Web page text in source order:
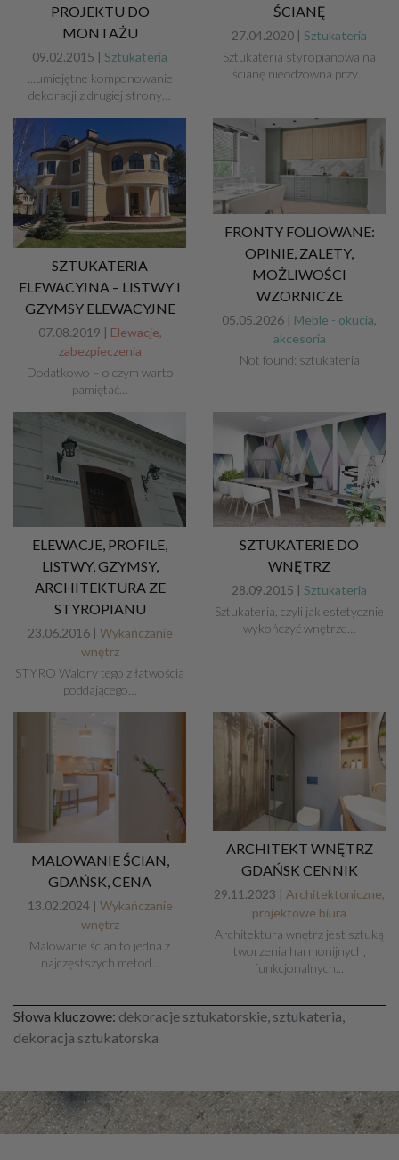
PROJEKTU DO
MONTAŻU
09.02.2015 | Sztukateria
...umiejętne komponowanie
dekoracji z drugiej strony…
ŚCIANĘ
27.04.2020 | Sztukateria
Sztukateria styropianowa na
ścianę nieodzowna przy…
SZTUKATERIA
ELEWACYJNA – LISTWY I
GZYMSY ELEWACYJNE
07.08.2019 | Elewacje,
zabezpieczenia
Dodatkowo – o czym warto
pamiętać…
FRONTY FOLIOWANE:
OPINIE, ZALETY,
MOŻLIWOŚCI
WZORNICZE
05.05.2026 | Meble - okucia,
akcesoria
Not found: sztukateria
ELEWACJE, PROFILE,
LISTWY, GZYMSY,
ARCHITEKTURA ZE
STYROPIANU
23.06.2016 | Wykańczanie
wnętrz
STYRO Walory tego z łatwością
poddającego…
SZTUKATERIE DO
WNĘTRZ
28.09.2015 | Sztukateria
Sztukateria, czyli jak estetycznie
wykończyć wnętrze…
MALOWANIE ŚCIAN,
GDAŃSK, CENA
13.02.2024 | Wykańczanie
wnętrz
Malowanie ścian to jedna z
najczęstszych metod...
ARCHITEKT WNĘTRZ
GDAŃSK CENNIK
29.11.2023 | Architektoniczne,
projektowe biura
Architektura wnętrz jest sztuką
tworzenia harmonijnych,
funkcjonalnych...
Słowa kluczowe: dekoracje sztukatorskie, sztukateria,
dekoracja sztukatorska